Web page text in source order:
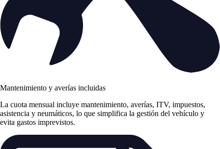
Mantenimiento y averías incluidas
La cuota mensual incluye mantenimiento, averías, ITV, impuestos,
asistencia y neumáticos, lo que simplifica la gestión del vehículo y
evita gastos imprevistos.